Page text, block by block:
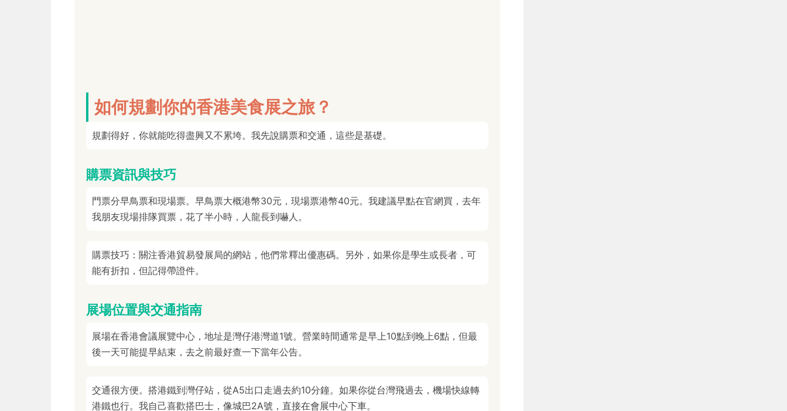
如何規劃你的香港美食展之旅？
規劃得好，你就能吃得盡興又不累垮。我先說購票和交通，這些是基礎。
購票資訊與技巧
門票分早鳥票和現場票。早鳥票大概港幣30元，現場票港幣40元。我建議早點在官網買，去年
我朋友現場排隊買票，花了半小時，人龍長到嚇人。
購票技巧：關注香港貿易發展局的網站，他們常釋出優惠碼。另外，如果你是學生或長者，可
能有折扣，但記得帶證件。
展場位置與交通指南
展場在香港會議展覽中心，地址是灣仔港灣道1號。營業時間通常是早上10點到晚上6點，但最
後一天可能提早結束，去之前最好查一下當年公告。
交通很方便。搭港鐵到灣仔站，從A5出口走過去約10分鐘。如果你從台灣飛過去，機場快線轉
港鐵也行。我自己喜歡搭巴士，像城巴2A號，直接在會展中心下車。